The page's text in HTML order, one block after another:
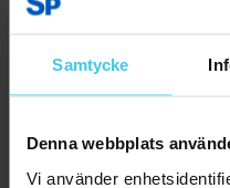
Samtycke
Denna webbplats
Vi använder
Produktrecensioner
Skriv